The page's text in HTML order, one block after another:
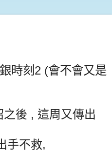
時刻2 (會不會又是
後 , 這周又傳出
手不救,